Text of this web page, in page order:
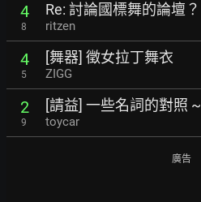
4
8
Re: 討論國標舞的論壇？
ritzen
4
5
[舞器] 徵女拉丁舞衣
ZIGG
2
9
[請益] 一些名詞的對照 ~
toycar
廣告